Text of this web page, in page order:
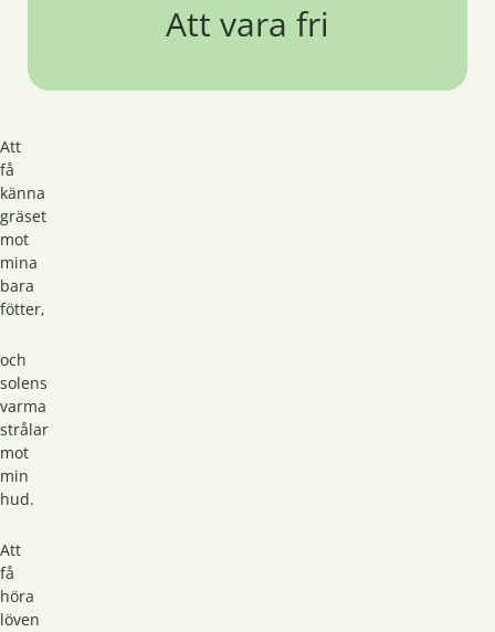
Att vara fri
Att
få
känna
gräset
mot
mina
bara
fötter,
och
solens
varma
strålar
mot
min
hud.
Att
få
höra
löven